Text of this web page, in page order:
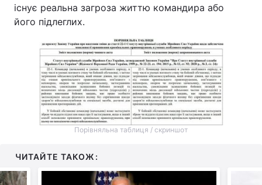
існує реальна загроза життю командира або
його підлеглих.
Порівняльна таблиця / скриншот
ЧИТАЙТЕ ТАКОЖ: